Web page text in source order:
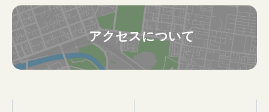
アクセスについて